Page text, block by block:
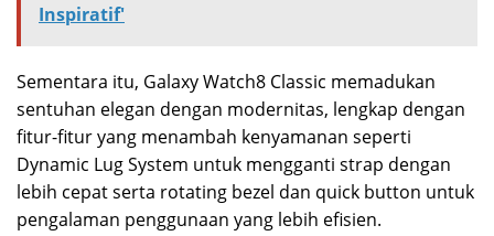
Inspiratif'
Sementara itu, Galaxy Watch8 Classic memadukan
sentuhan elegan dengan modernitas, lengkap dengan
fitur-fitur yang menambah kenyamanan seperti
Dynamic Lug System untuk mengganti strap dengan
lebih cepat serta rotating bezel dan quick button untuk
pengalaman penggunaan yang lebih efisien.